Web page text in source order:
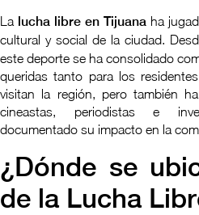
La lucha libre en Tijuana ha
cultural y social de la ciudad.
este deporte se ha consolidado
queridas tanto para los
visitan la región, pero también
cineastas, periodistas e
documentado su impacto en la
¿Dónde se
de la Lucha